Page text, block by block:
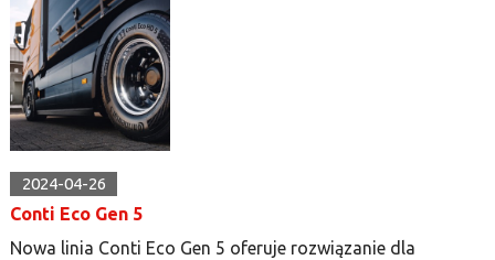
2024-04-26
Conti Eco Gen 5
Nowa linia Conti Eco Gen 5 oferuje rozwiązanie dla